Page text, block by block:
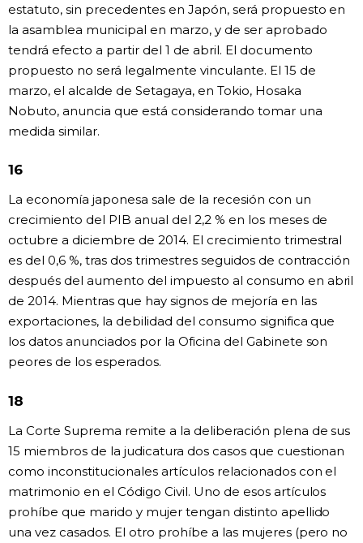
estatuto, sin precedentes en Japón, será propuesto en
la asamblea municipal en marzo, y de ser aprobado
tendrá efecto a partir del 1 de abril. El documento
propuesto no será legalmente vinculante. El 15 de
marzo, el alcalde de Setagaya, en Tokio, Hosaka
Nobuto, anuncia que está considerando tomar una
medida similar.
16
La economía japonesa sale de la recesión con un
crecimiento del PIB anual del 2,2 % en los meses de
octubre a diciembre de 2014. El crecimiento trimestral
es del 0,6 %, tras dos trimestres seguidos de contracción
después del aumento del impuesto al consumo en abril
de 2014. Mientras que hay signos de mejoría en las
exportaciones, la debilidad del consumo significa que
los datos anunciados por la Oficina del Gabinete son
peores de los esperados.
18
La Corte Suprema remite a la deliberación plena de sus
15 miembros de la judicatura dos casos que cuestionan
como inconstitucionales artículos relacionados con el
matrimonio en el Código Civil. Uno de esos artículos
prohíbe que marido y mujer tengan distinto apellido
una vez casados. El otro prohíbe a las mujeres (pero no